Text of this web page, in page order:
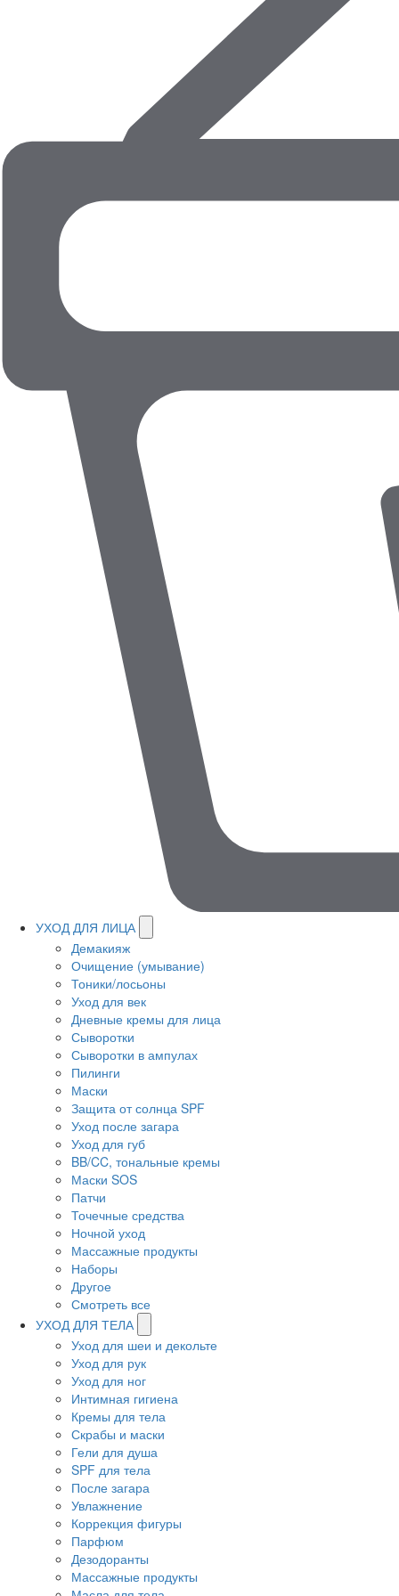
УХОД ДЛЯ ЛИЦА
Демакияж
Очищение (умывание)
Тоники/лосьоны
Уход для век
Дневные кремы для лица
Сыворотки
Сыворотки в ампулах
Пилинги
Маски
Защита от солнца SPF
Уход после загара
Уход для губ
BB/CC, тональные кремы
Маски SOS
Патчи
Точечные средства
Ночной уход
Массажные продукты
Наборы
Другое
Смотреть все
УХОД ДЛЯ ТЕЛА
Уход для шеи и декольте
Уход для рук
Уход для ног
Интимная гигиена
Кремы для тела
Скрабы и маски
Гели для душа
SPF для тела
После загара
Увлажнение
Коррекция фигуры
Парфюм
Дезодоранты
Массажные продукты